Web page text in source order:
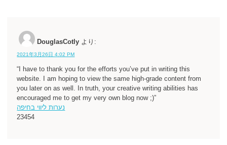
DouglasCotly より:
2021年3月26日 4:02 PM
“I have to thank you for the efforts you’ve put in writing this
website. I am hoping to view the same high-grade content from
you later on as well. In truth, your creative writing abilities has
encouraged me to get my very own blog now ;)”
נערות ליווי בחיפה
23454